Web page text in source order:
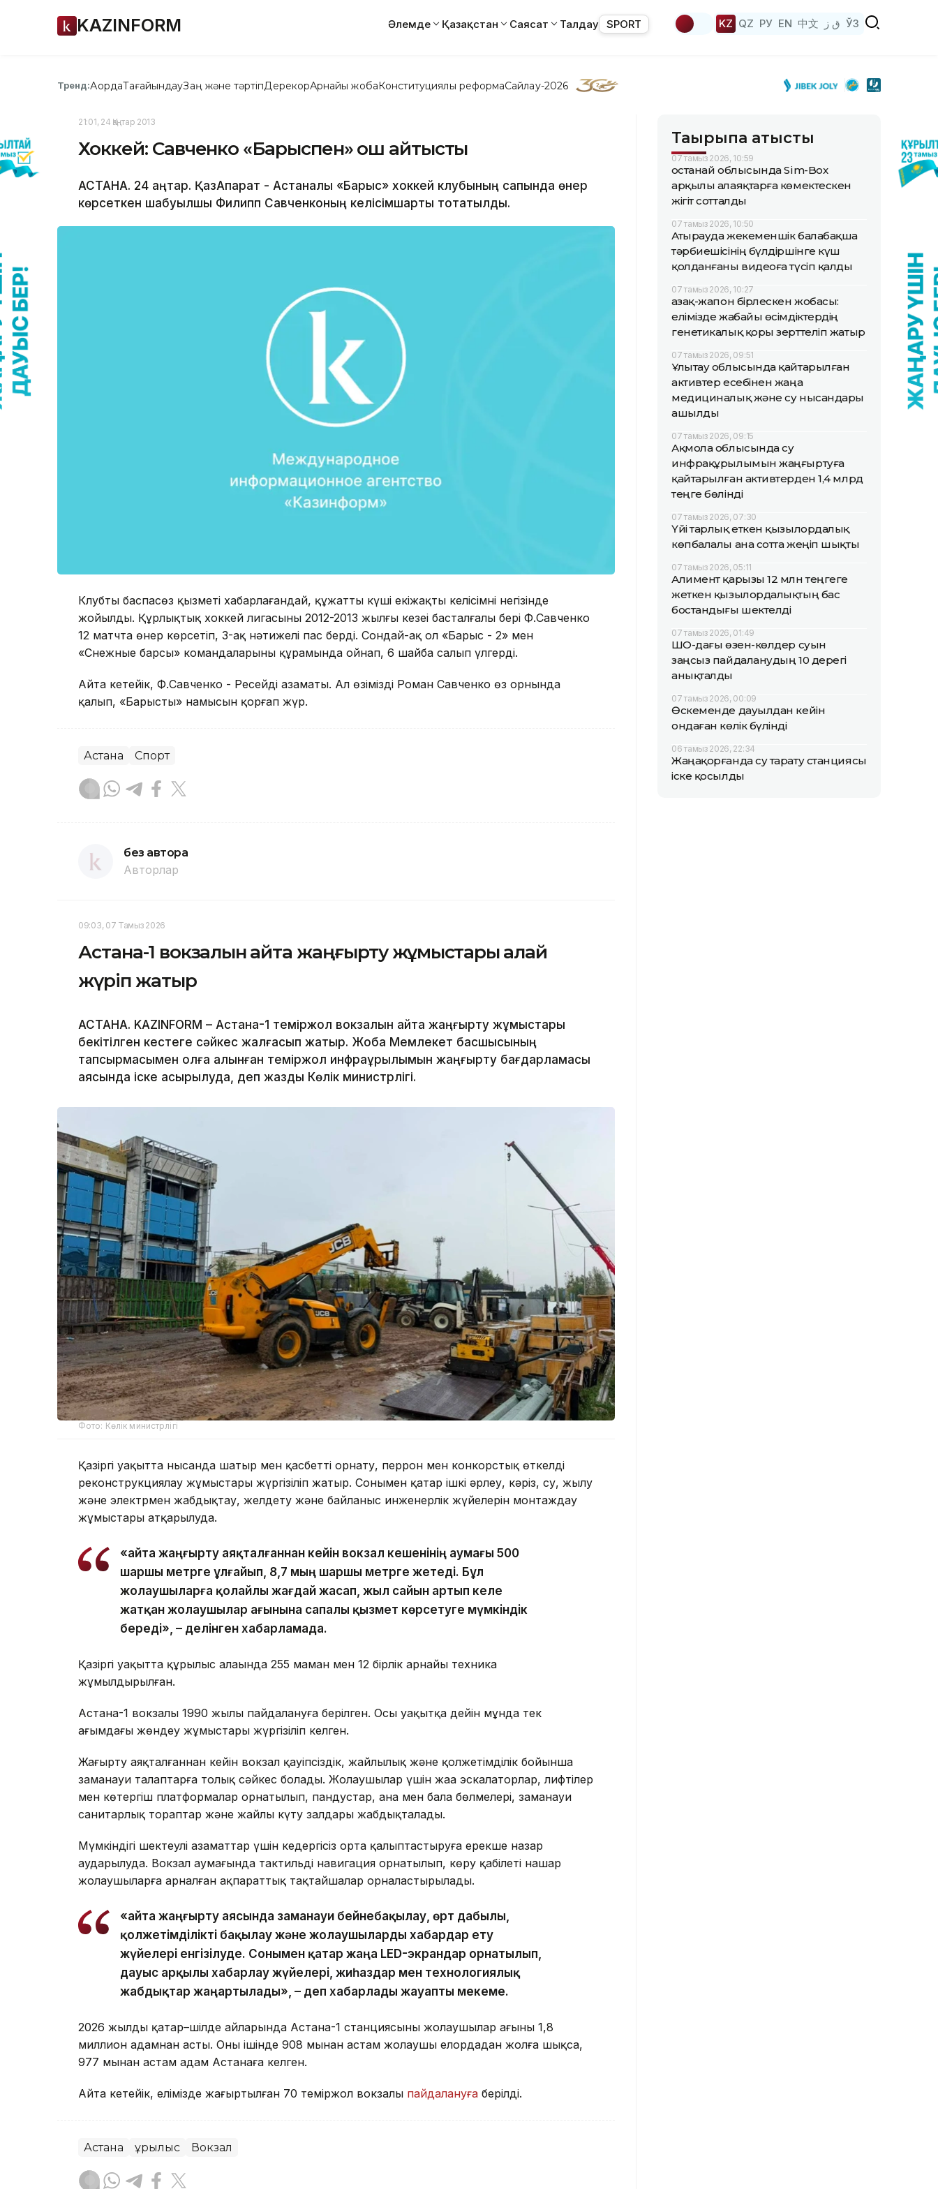
KAZINFORM Әлемде Қазақстан Саясат Талдау SPORT KZ QZ РУ EN 中文 ق ز ЎЗ
Тренд:АқордаТағайындауЗаң және тәртіпДерекқорАрнайы жобаКонституциялық реформаСайлау-2026
21:01, 24 Қаңтар 2013
Хоккей: Савченко «Барыспен» қош айтысты
АСТАНА. 24 қаңтар. ҚазАқпарат - Астаналық «Барыс» хоккей клубының сапында өнер
көрсеткен шабуылшы Филипп Савченконың келісімшарты тоқтатылды.
Клубтың баспасөз қызметі хабарлағандай, құжаттың күші екіжақты келісімнің негізінде
жойылды. Құрлықтық хоккей лигасының 2012-2013 жылғы кезеңі басталғалы бері Ф.Савченко
12 матчта өнер көрсетіп, 3-ақ нәтижелі пас берді. Сондай-ақ ол «Барыс - 2» мен
«Снежные барсы» командаларының құрамында ойнап, 6 шайба салып үлгерді.
Айта кетейік, Ф.Савченко - Ресейдің азаматы. Ал өзіміздің Роман Савченко өз орнында
қалып, «Барыстың» намысын қорғап жүр.
Астана Спорт
без автора
Авторлар
09:03, 07 Тамыз 2026
Астана-1 вокзалын қайта жаңғырту жұмыстары қалай
жүріп жатыр
АСТАНА. KAZINFORM – Астана-1 теміржол вокзалын қайта жаңғырту жұмыстары
бекітілген кестеге сәйкес жалғасып жатыр. Жоба Мемлекет басшысының
тапсырмасымен қолға алынған теміржол инфрақұрылымын жаңғырту бағдарламасы
аясында іске асырылуда, деп жазды Көлік министрлігі.
Фото: Көлік министрлігі
Қазіргі уақытта нысанда шатыр мен қасбетті орнату, перрон мен конкорстық өткелді
реконструкциялау жұмыстары жүргізіліп жатыр. Сонымен қатар ішкі әрлеу, кәріз, су, жылу
және электрмен жабдықтау, желдету және байланыс инженерлік жүйелерін монтаждау
жұмыстары атқарылуда.
«Қайта жаңғырту аяқталғаннан кейін вокзал кешенінің аумағы 500
шаршы метрге ұлғайып, 8,7 мың шаршы метрге жетеді. Бұл
жолаушыларға қолайлы жағдай жасап, жыл сайын артып келе
жатқан жолаушылар ағынына сапалы қызмет көрсетуге мүмкіндік
береді», – делінген хабарламада.
Қазіргі уақытта құрылыс алаңында 255 маман мен 12 бірлік арнайы техника
жұмылдырылған.
Астана-1 вокзалы 1990 жылы пайдалануға берілген. Осы уақытқа дейін мұнда тек
ағымдағы жөндеу жұмыстары жүргізіліп келген.
Жаңғырту аяқталғаннан кейін вокзал қауіпсіздік, жайлылық және қолжетімділік бойынша
заманауи талаптарға толық сәйкес болады. Жолаушылар үшін жаңа эскалаторлар, лифтілер
мен көтергіш платформалар орнатылып, пандустар, ана мен бала бөлмелері, заманауи
санитарлық тораптар және жайлы күту залдары жабдықталады.
Мүмкіндігі шектеулі азаматтар үшін кедергісіз орта қалыптастыруға ерекше назар
аударылуда. Вокзал аумағында тактильді навигация орнатылып, көру қабілеті нашар
жолаушыларға арналған ақпараттық тақтайшалар орналастырылады.
«Қайта жаңғырту аясында заманауи бейнебақылау, өрт дабылы,
қолжетімділікті бақылау және жолаушыларды хабардар ету
жүйелері енгізілуде. Сонымен қатар жаңа LED-экрандар орнатылып,
дауыс арқылы хабарлау жүйелері, жиһаздар мен технологиялық
жабдықтар жаңартылады», – деп хабарлады жауапты мекеме.
2026 жылдың қаңтар–шілде айларында Астана-1 станциясының жолаушылар ағыны 1,8
миллион адамнан асты. Оның ішінде 908 мыңнан астам жолаушы елордадан жолға шықса,
977 мыңнан астам адам Астанаға келген.
Айта кетейік, елімізде жаңғыртылған 70 теміржол вокзалы пайдалануға берілді.
Астана Құрылыс Вокзал
Тақырыпқа қатысты
07 тамыз 2026, 10:59
Қостанай облысында Sim-Box
арқылы алаяқтарға көмектескен
жігіт сотталды
07 тамыз 2026, 10:50
Атырауда жекеменшік балабақша
тәрбиешісінің бүлдіршінге күш
қолданғаны видеоға түсіп қалды
07 тамыз 2026, 10:27
Қазақ-жапон бірлескен жобасы:
елімізде жабайы өсімдіктердің
генетикалық қоры зерттеліп жатыр
07 тамыз 2026, 09:51
Ұлытау облысында қайтарылған
активтер есебінен жаңа
медициналық және су нысандары
ашылды
07 тамыз 2026, 09:15
Ақмола облысында су
инфрақұрылымын жаңғыртуға
қайтарылған активтерден 1,4 млрд
теңге бөлінді
07 тамыз 2026, 07:30
Үйі тарлық еткен қызылордалық
көпбалалы ана сотта жеңіп шықты
07 тамыз 2026, 05:11
Алимент қарызы 12 млн теңгеге
жеткен қызылордалықтың бас
бостандығы шектелді
07 тамыз 2026, 01:49
ШҚО-дағы өзен-көлдер суын
заңсыз пайдаланудың 10 дерегі
анықталды
07 тамыз 2026, 00:09
Өскеменде дауылдан кейін
ондаған көлік бүлінді
06 тамыз 2026, 22:34
Жаңақорғанда су тарату станциясы
іске қосылды